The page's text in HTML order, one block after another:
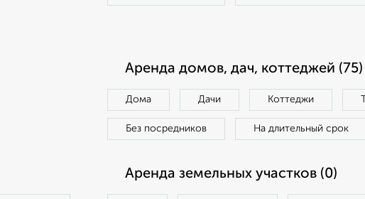
Аренда домов, дач, коттеджей (75)
Дома Дачи Коттеджи
Без посредников На длительный срок
Аренда земельных участков (0)